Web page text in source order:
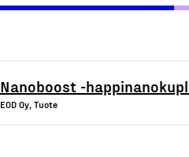
Nanoboost -
EOD Oy, Tuote